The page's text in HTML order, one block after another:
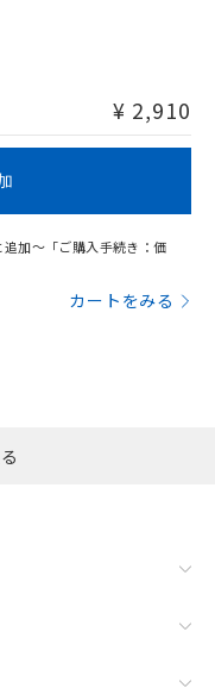
あります。
¥ 2,910
加～「ご購入手続き：価
カートをみる